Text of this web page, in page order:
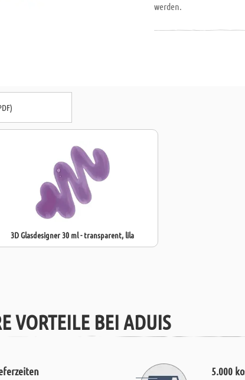
werden.
3D Glasdesigner 30 ml - transparent, lila
VORTEILE BEI ADUIS
5.000